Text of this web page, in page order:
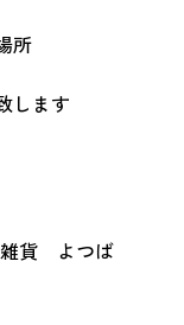
所
します
雑貨 よつば